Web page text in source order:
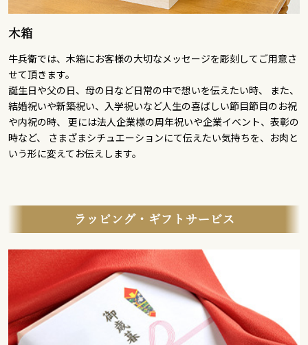
木箱
牛兵衛では、木箱にお客様の大切なメッセージを彫刻してご用意さ
せて頂きます。
誕生日や父の日、母の日など日常の中で想いを伝えたい時、 また、
結婚祝いや新築祝い、入学祝いなど人生の喜ばしい節目節目のお祝
や内祝の時、 更には法人企業様の周年祝いや企業イベント、表彰の
時など、 さまざまシチュエーションにて伝えたい気持ちを、お肉と
いう形に変えてお伝えします。
ラッピング・ギフトサービス